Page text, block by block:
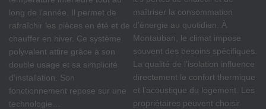
long de l’année. Il permet de
rafraîchir les pièces en été et de
chauffer en hiver. Ce système
polyvalent attire grâce à son
double usage et sa simplicité
d’installation. Son
fonctionnement repose sur une
technologie…
maîtriser la consommation
d’énergie au quotidien. À
Montauban, le climat impose
souvent des besoins spécifiques.
La qualité de l’isolation influence
directement le confort thermique
et l’acoustique du logement. Les
propriétaires peuvent choisir